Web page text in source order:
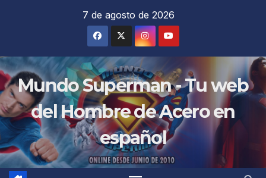
7 de agosto de 2026
Mundo Superman - Tu web
del Hombre de Acero en
español